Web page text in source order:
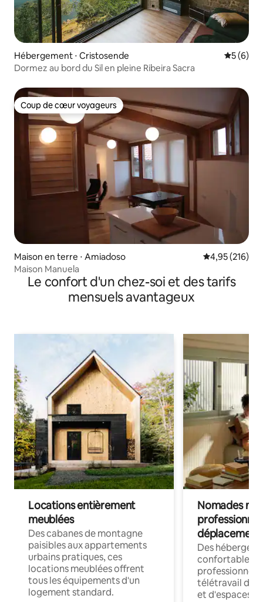
Hébergement ⋅ Cristosende
5 (6)
Dormez au bord du Sil en pleine Ribeira Sacra
Coup de cœur voyageurs
Coup de cœur voyageurs
Maison en terre ⋅ Amiadoso Évaluation
4,95 (216)
Maison Manuela
Le confort d'un chez-soi et des tarifs
mensuels avantageux
Locations entièrement
meublées
Des cabanes de montagne
paisibles aux appartements
urbains pratiques, ces
locations meublées offrent
tous les équipements d'un
logement standard.
Nomades
déplacement
Des
confortables
professionnels
télétravail
et d'espaces